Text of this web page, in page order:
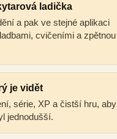
ladička
a pak ve stejné aplikaci
cvičeními a zpětnou
je vidět
série, XP a čistší hru, aby
jednodušší.